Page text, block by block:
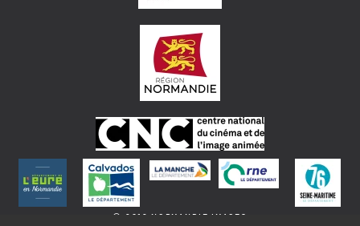
© 2018 NORMANDIE IMAGES